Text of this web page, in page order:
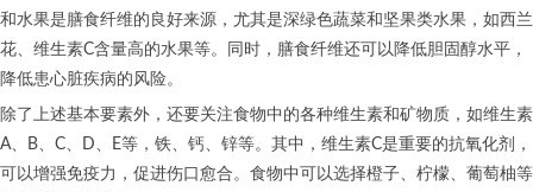
和水果是膳食纤维的良好来源，尤其是深绿色蔬菜和坚果类水果，如西兰
花、维生素C含量高的水果等。同时，膳食纤维还可以降低胆固醇水平，
降低患心脏疾病的风险。
除了上述基本要素外，还要关注食物中的各种维生素和矿物质，如维生素
A、B、C、D、E等，铁、钙、锌等。其中，维生素C是重要的抗氧化剂，
可以增强免疫力，促进伤口愈合。食物中可以选择橙子、柠檬、葡萄柚等